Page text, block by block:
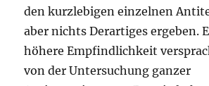
den kurzlebigen einzelnen
aber nichts Derartiges ergeben.
höhere Empfindlichkeit
von der Untersuchung ganzer